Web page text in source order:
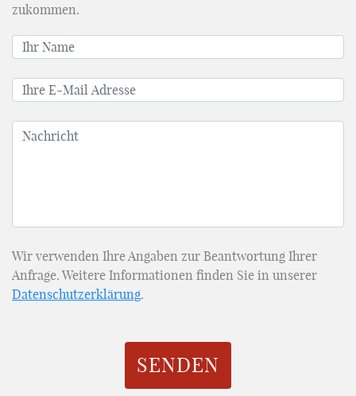
Wir verwenden Ihre Angaben zur Beantwortung Ihrer
Anfrage. Weitere Informationen finden Sie in unserer
Datenschutzerklärung.
SENDEN
zukommen.